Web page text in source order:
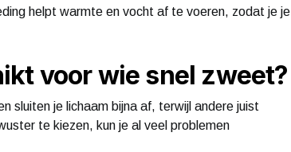
helpt warmte en vocht af te voeren, zodat je je
voor wie snel zweet?
sluiten je lichaam bijna af, terwijl andere juist
te kiezen, kun je al veel problemen